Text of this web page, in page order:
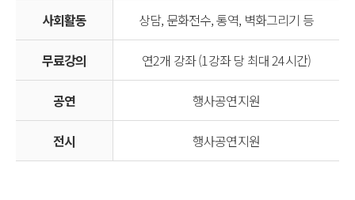
사회활동 상담, 문화전수, 통역, 벽화그리기 등
무료강의 연2개 강좌 (1강좌 당 최대 24시간)
공연 행사공연지원
전시 행사공연지원